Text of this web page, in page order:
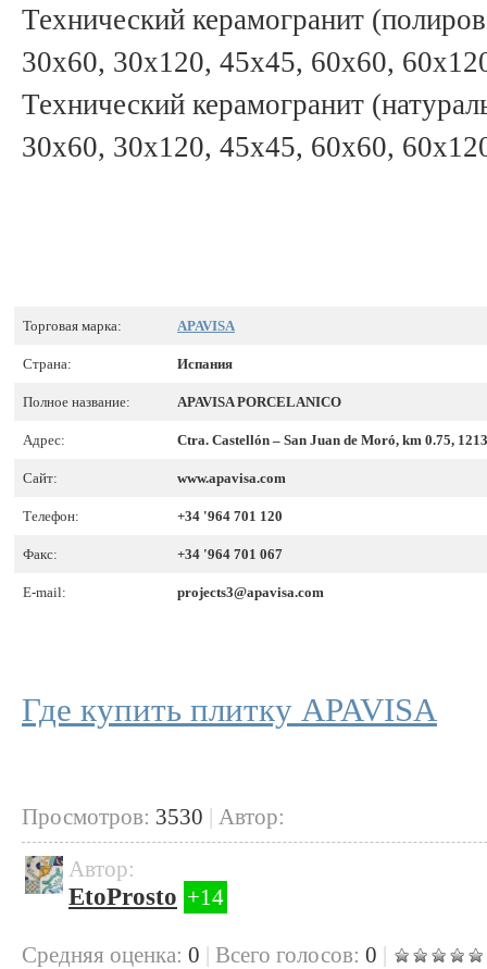
Технический керамогранит
30x60, 30x120, 45x45, 60x60,
Технический керамогранит
30x60, 30x120, 45x45, 60x60,
Торговая марка: APAVISA
Страна: Испания
Полное название: APAVISA PORCELANICO
Адрес: Ctra. Castellón – San Juan de Moró, km 0.75,
Сайт: www.apavisa.com
Телефон: +34 '964 701 120
Факс: +34 '964 701 067
E-mail: projects3@apavisa.com
Где купить плитку APAVISA
Просмотров: 3530 | Автор:
Автор:
EtoProsto +14
Cредняя оценка: 0 | Всего голосов: 0 |